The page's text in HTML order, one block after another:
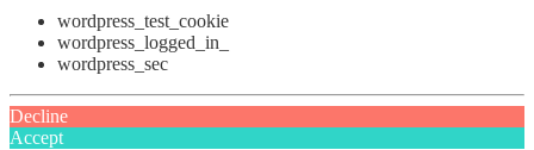
wordpress_test_cookie
wordpress_logged_in_
wordpress_sec
Decline
Accept